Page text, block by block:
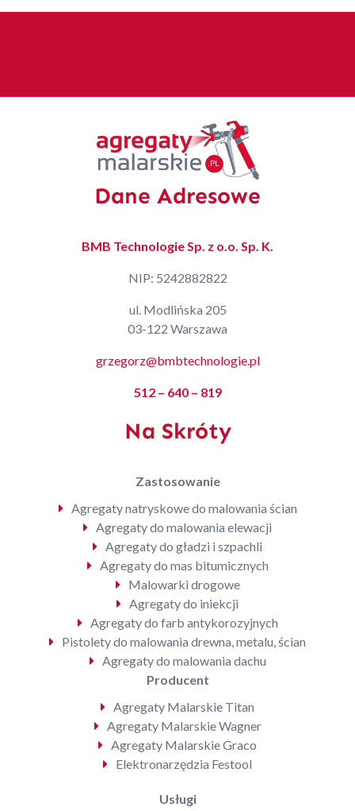
Dane Adresowe
BMB Technologie Sp. z o.o. Sp. K.
NIP: 5242882822
ul. Modlińska 205
03-122 Warszawa
grzegorz@bmbtechnologie.pl
512 – 640 – 819
Na Skróty
Zastosowanie
Agregaty natryskowe do malowania ścian
Agregaty do malowania elewacji
Agregaty do gładzi i szpachli
Agregaty do mas bitumicznych
Malowarki drogowe
Agregaty do iniekcji
Agregaty do farb antykorozyjnych
Pistolety do malowania drewna, metalu, ścian
Agregaty do malowania dachu
Producent
Agregaty Malarskie Titan
Agregaty Malarskie Wagner
Agregaty Malarskie Graco
Elektronarzędzia Festool
Usługi